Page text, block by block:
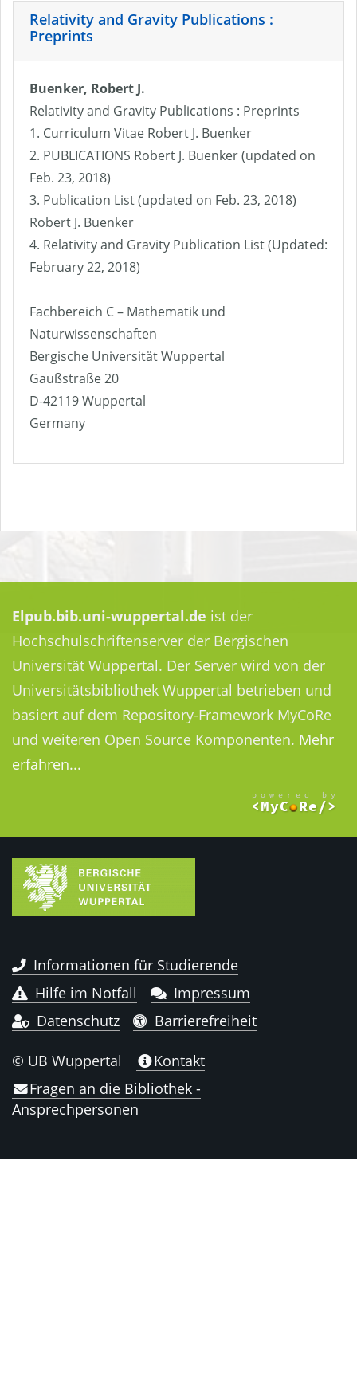
Relativity and Gravity Publications :
Preprints
Buenker, Robert J.
Relativity and Gravity Publications : Preprints
1. Curriculum Vitae Robert J. Buenker
2. PUBLICATIONS Robert J. Buenker (updated on
Feb. 23, 2018)
3. Publication List (updated on Feb. 23, 2018)
Robert J. Buenker
4. Relativity and Gravity Publication List (Updated:
February 22, 2018)
Fachbereich C – Mathematik und
Naturwissenschaften
Bergische Universität Wuppertal
Gaußstraße 20
D-42119 Wuppertal
Germany
Elpub.bib.uni-wuppertal.de ist der
Hochschulschriftenserver der Bergischen
Universität Wuppertal. Der Server wird von der
Universitätsbibliothek Wuppertal betrieben und
basiert auf dem Repository-Framework MyCoRe
und weiteren Open Source Komponenten. Mehr
erfahren...
Informationen für Studierende
Hilfe im Notfall
Impressum
Datenschutz
Barrierefreiheit
© UB Wuppertal
Kontakt
Fragen an die Bibliothek -
Ansprechpersonen